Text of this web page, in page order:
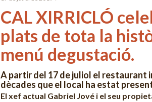
CAL XIRRICLÓ
plats de tota la
menú degustació.
A partir del 17 de juliol el restaurant
dècades que el local ha estat
El xef actual Gabriel Jové i el seu